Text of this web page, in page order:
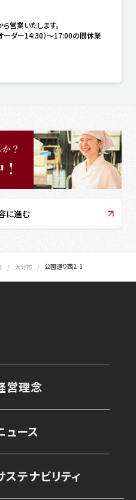
営業いたします。
ーダー14:30）～17:00の間休業
に進む
大分市 公園通り西2-1
営理念
ュース
ステナビリティ